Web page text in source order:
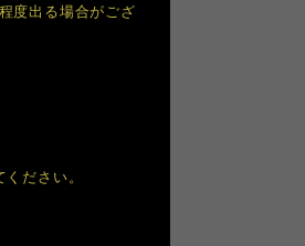
度出る場合がござ
ださい。